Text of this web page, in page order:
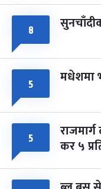
८
५ मधेशमा
५ कर ५